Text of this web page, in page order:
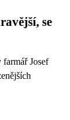
se
Josef